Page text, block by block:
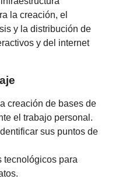
la creación, el
y la distribución de
y del internet
creación de bases de
el trabajo personal.
sus puntos de
tecnológicos para